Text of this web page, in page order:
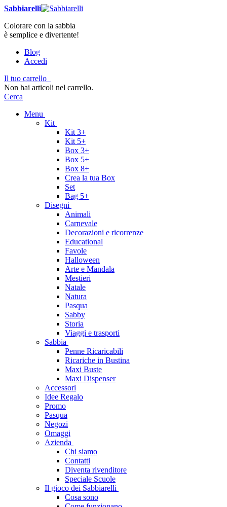
Sabbiarelli
Colorare con la sabbia
è semplice e divertente!
Blog
Accedi
Il tuo carrello
Non hai articoli nel carrello.
Cerca
Menu
Kit
Kit 3+
Kit 5+
Box 3+
Box 5+
Box 8+
Crea la tua Box
Set
Bag 5+
Disegni
Animali
Carnevale
Decorazioni e ricorrenze
Educational
Favole
Halloween
Arte e Mandala
Mestieri
Natale
Natura
Pasqua
Sabby
Storia
Viaggi e trasporti
Sabbia
Penne Ricaricabili
Ricariche in Bustina
Maxi Buste
Maxi Dispenser
Accessori
Idee Regalo
Promo
Pasqua
Negozi
Omaggi
Azienda
Chi siamo
Contatti
Diventa rivenditore
Speciale Scuole
Il gioco dei Sabbiarelli
Cosa sono